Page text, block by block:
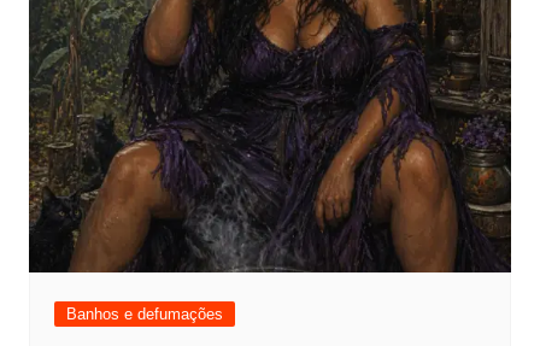
Banhos e defumações